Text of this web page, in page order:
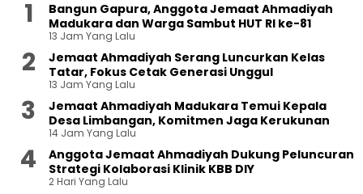
Bangun Gapura, Anggota Jemaat Ahmadiyah
Madukara dan Warga Sambut HUT RI ke-81
13 Jam Yang Lalu
Jemaat Ahmadiyah Serang Luncurkan Kelas
Tatar, Fokus Cetak Generasi Unggul
13 Jam Yang Lalu
Jemaat Ahmadiyah Madukara Temui Kepala
Desa Limbangan, Komitmen Jaga Kerukunan
14 Jam Yang Lalu
Anggota Jemaat Ahmadiyah Dukung Peluncuran
Strategi Kolaborasi Klinik KBB DIY
2 Hari Yang Lalu